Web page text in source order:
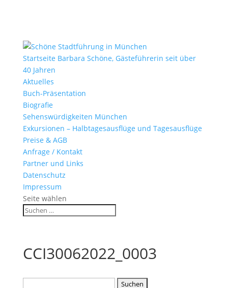
Startseite Barbara Schöne, Gästeführerin seit über
40 Jahren
Aktuelles
Buch-Präsentation
Biografie
Sehenswürdigkeiten München
Exkursionen – Halbtagesausflüge und Tagesausflüge
Preise & AGB
Anfrage / Kontakt
Partner und Links
Datenschutz
Impressum
Seite wählen
CCI30062022_0003